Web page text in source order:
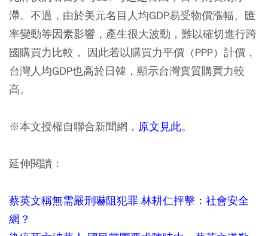
滯。不過，由於美元名目人均GDP易受物價漲幅、匯
率變動等因素影響，產生很大波動，難以確切進行跨
國購買力比較， 因此若以購買力平價（PPP）計價，
台灣人均GDP也高於日韓，顯示台灣實質購買力較
高。
※本文授權自聯合新聞網， 原文見此。
延伸閱讀：
蔡英文稱無需嚴刑嚇阻犯罪 林耕仁抨擊：社會安全
網？